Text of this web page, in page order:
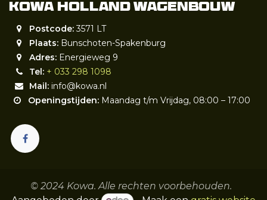
Kowa Holland wagenbouw
Postcode:3571 LT
Plaats: Bunschoten-Spakenburg
Adres: Energieweg 9
Tel: + 033 298 1098
Mail: info@kowa.nl
Openingstijden: Maandag t/m Vrijdag, 08:00 – 17:00
© 2024 Kowa. Alle rechten voorbehouden.